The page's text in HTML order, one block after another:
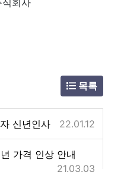
회사
목록
신년인사 22.01.12
가격 인상 안내
21.03.03